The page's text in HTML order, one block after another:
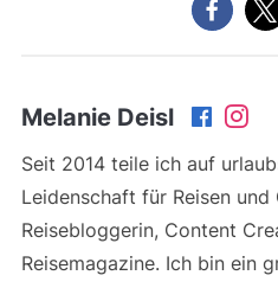
Melanie Deisl
Seit 2014 teile ich auf
Leidenschaft für Reisen
Reisebloggerin, Content
Reisemagazine. Ich bin ein